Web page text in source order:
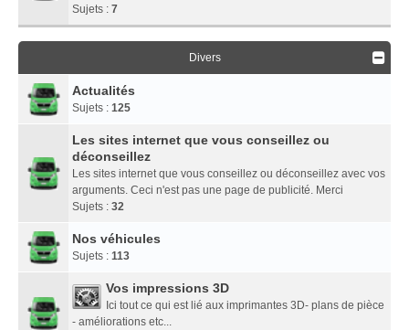
Sujets : 7
Divers
Actualités
Sujets : 125
Les sites internet que vous conseillez ou
déconseillez
Les sites internet que vous conseillez ou déconseillez avec vos
arguments. Ceci n'est pas une page de publicité. Merci
Sujets : 32
Nos véhicules
Sujets : 113
Vos impressions 3D
Ici tout ce qui est lié aux imprimantes 3D- plans de pièce
- améliorations etc...